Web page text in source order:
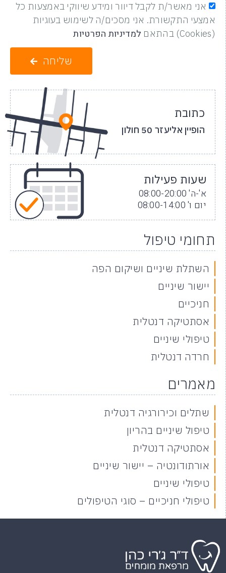
אני מאשר/ת לקבל דיוור ומידע שיווקי באמצעות כל
אמצעי התקשורת. אני מסכים/ה לשימוש בעוגיות
(Cookies) בהתאם
למדיניות הפרטיות
שליחה
כתובת
הופיין אליעזר 50 חולון
שעות פעילות
א'-ה' 08:00-20:00
יום ו' 08:00-14:00
תחומי טיפול
השתלת שיניים ושיקום הפה
יישור שיניים
חניכיים
אסתטיקה דנטלית
טיפולי שיניים
חרדה דנטלית
מאמרים
שתלים וכירורגיה דנטלית
טיפול שיניים בהריון
אסתטיקה דנטלית
אורתודונטיה – יישור שיניים
טיפולי שיניים
טיפולי חניכיים – סוגי הטיפולים